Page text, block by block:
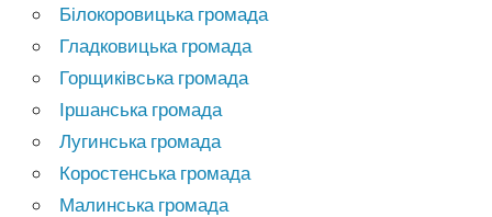
Білокоровицька громада
Гладковицька громада
Горщиківська громада
Іршанська громада
Лугинська громада
Коростенська громада
Малинська громада